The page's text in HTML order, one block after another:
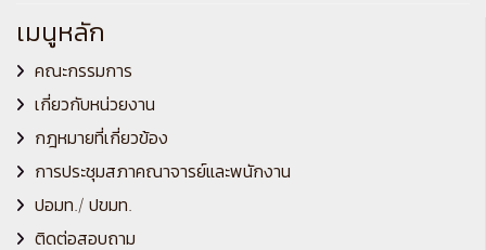
เมนูหลัก
คณะกรรมการ
เกี่ยวกับหน่วยงาน
กฎหมายที่เกี่ยวข้อง
การประชุมสภาคณาจารย์และพนักงาน
ปอมท./ ปขมท.
ติดต่อสอบถาม